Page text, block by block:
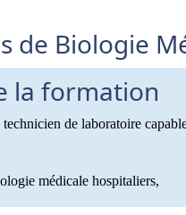
de Biologie
la formation
de laboratoire
médicale hospitaliers,